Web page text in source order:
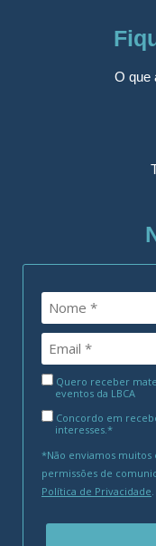
O que
Quero receber
eventos da LBCA
Concordo em
interesses.*
*Não enviamos muitos
permissões de
Política de Privacidade.